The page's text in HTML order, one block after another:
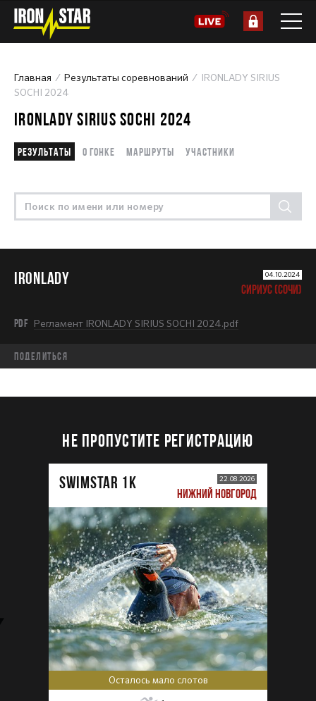
Главная Результаты соревнований
IRONLADY SIRIUS
SOCHI 2024
IRONLADY SIRIUS SOCHI 2024
Результаты О гонке Маршруты Участники
IRONLADY 04.10.2024
СИРИУС (СОЧИ)
PDF Регламент IRONLADY SIRIUS SOCHI 2024.pdf
Поделиться
НЕ ПРОПУСТИТЕ РЕГИСТРАЦИЮ
SWIMSTAR 1K 22.08.2026
НИЖНИЙ НОВГОРОД
Осталось мало слотов